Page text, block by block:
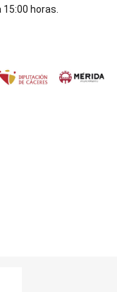
horas.